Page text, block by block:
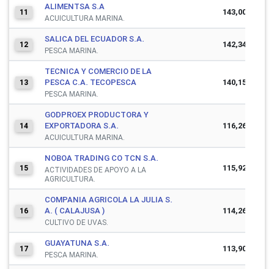
11
ALIMENTSA S.A
ACUICULTURA MARINA.
143,002,772
12
SALICA DEL ECUADOR S.A.
PESCA MARINA.
142,341,840
13
TECNICA Y COMERCIO DE LA
PESCA C.A. TECOPESCA
PESCA MARINA.
140,155,011
14
GODPROEX PRODUCTORA Y
EXPORTADORA S.A.
ACUICULTURA MARINA.
116,262,623
15
NOBOA TRADING CO TCN S.A.
ACTIVIDADES DE APOYO A LA
AGRICULTURA.
115,925,671
16
COMPANIA AGRICOLA LA JULIA S.
A. ( CALAJUSA )
CULTIVO DE UVAS.
114,266,384
17
GUAYATUNA S.A.
PESCA MARINA.
113,904,535